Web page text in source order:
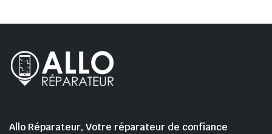
Allo Réparateur, Votre réparateur de confiance